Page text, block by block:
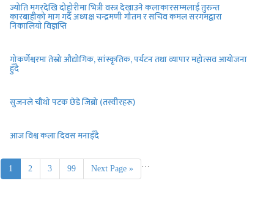
ज्योति मगरदेखि दोहोरीमा भित्री वस्त्र देखाउने कलाकारसम्मलाई तुरुन्त
कारबाहीको माग गदैँ अध्यक्ष चन्द्रमणी गौतम र सचिव कमल सरगमद्वारा
निकालियो विज्ञप्ति
गोकर्णेश्वरमा तेस्रो औद्योगिक, सांस्कृतिक, पर्यटन तथा व्यापार महोत्सव आयोजना
हुँदै
सुजनले चौथो पटक छेडे जिब्रो (तस्वीरहरू)
आज विश्व कला दिवस मनाइँदै
1 2 3 …
99 Next Page »